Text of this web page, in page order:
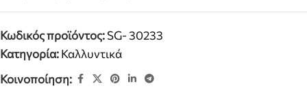
Κωδικός προϊόντος:SG- 30233
Κατηγορία:Καλλυντικά
Κοινοποίηση: